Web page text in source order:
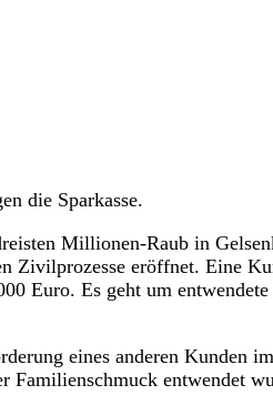
die Sparkasse.
Millionen-Raub in
Zivilprozesse eröffnet. Eine
Euro. Es geht um
eines anderen Kunden
entwendet